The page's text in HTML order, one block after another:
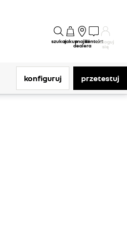
szukajzakupznajdź
dealera
kontaktZaloguj
się
konfiguruj przetestuj